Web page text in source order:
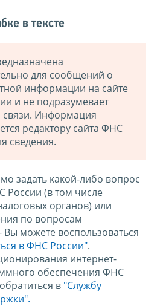
в тексте
для сообщений о
информации на сайте
и не подразумевает
связи. Информация
редактору сайта ФНС
сведения.
задать какой-либо вопрос
России (в том числе
органов) или
по вопросам
можете воспользоваться
в ФНС России".
интернет-
обеспечения ФНС
в "Службу